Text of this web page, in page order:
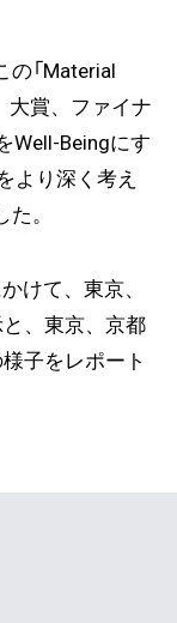
「Material
大賞、ファイナ
Well-Beingにす
より深く考え
。
けて、東京、
、東京、京都
子をレポート